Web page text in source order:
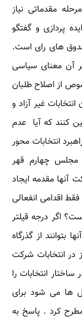
مقدماتی نیاز
پردازی و گفتگو
های رای است.
آن معنای سیاسی
از اصلاح طلبان
غیر آزاد و
کنند که آیا عدم
انتخابات محور
مجلس چهارم قهر
آنها مقدمه ایجاد
اقدامی انفعالی
اگر درجه قیلتر
بتوانند از گذرگاه
در انتخابات شرکت
انتخابات را
ها می شود برای
مطرح کرد . پاسخ به